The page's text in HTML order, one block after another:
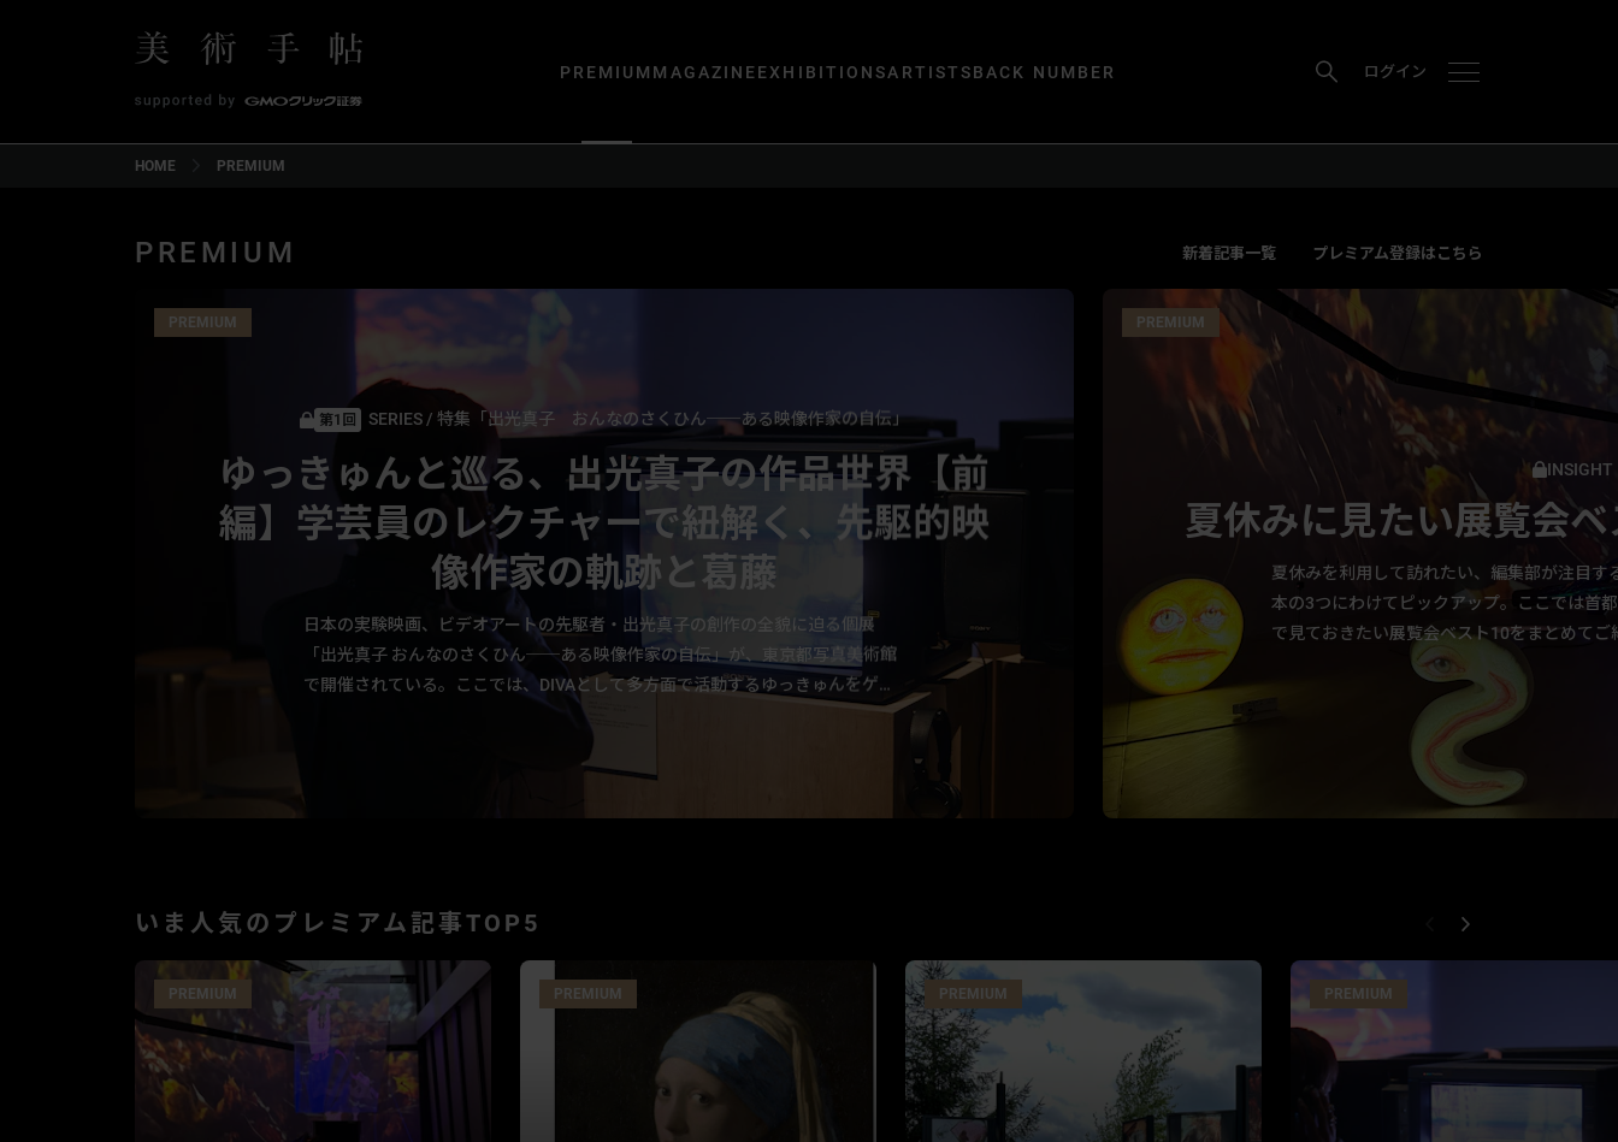
PREMIUM MAGAZINEEXHIBITIONSARTISTSBACK NUMBER ログイン
HOME PREMIUM
PREMIUM 新着記事一覧 プレミアム登録はこちら
PREMIUM
第1回 SERIES / 特集「出光真子 おんなのさくひん──ある映像作家の自伝」
ゆっきゅんと巡る、出光真子の作品世界【前
編】学芸員のレクチャーで紐解く、先駆的映
像作家の軌跡と葛藤
日本の実験映画、ビデオアートの先駆者・出光真子の創作の全貌に迫る個展
「出光真子 おんなのさくひん──ある映像作家の自伝」が、東京都写真美術館
で開催されている。ここでは、DIVAとして多方面で活動するゆっきゅんをゲス
トに迎え、同展の展示会場を巡る。担当学芸員の田坂博子と遠藤みゆきによる
作品世界と本展の見どころを詳しく解説する前編をお届けする。
PREMIUM
INSIGHT
夏休みに見たい展覧会
夏休みを利用して訪れたい、編集部が注目す
本の3つにわけてピックアップ。ここでは首
で見ておきたい展覧会ベスト10をまとめてご
いま人気のプレミアム記事TOP5
PREMIUM PREMIUM PREMIUM PREMIUM